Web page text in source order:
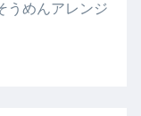
うめんアレンジ